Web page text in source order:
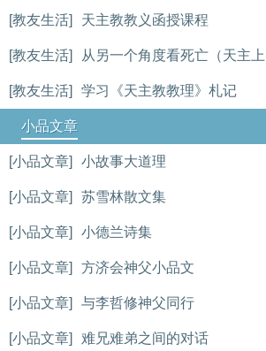
[教友生活] 天主教教义函授课程
[教友生活] 从另一个角度看死亡（天主上
[教友生活] 学习《天主教教理》札记
小品文章
[小品文章] 小故事大道理
[小品文章] 苏雪林散文集
[小品文章] 小德兰诗集
[小品文章] 方济会神父小品文
[小品文章] 与李哲修神父同行
[小品文章] 难兄难弟之间的对话